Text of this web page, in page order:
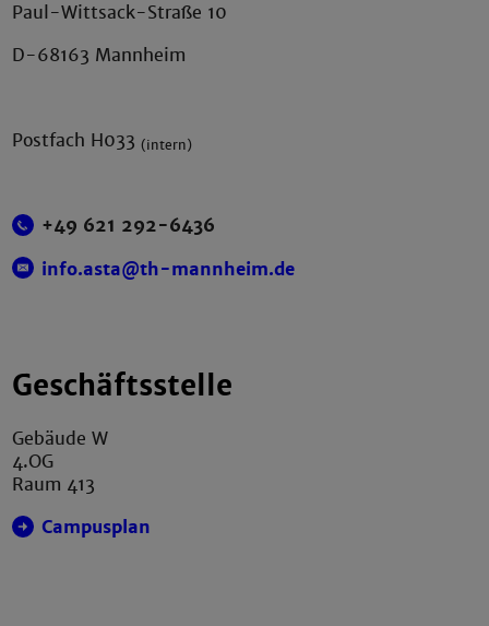
Paul-Wittsack-Straße 10
D-68163 Mannheim
Postfach H033(intern)
+49 621 292-6436
info.asta@th-mannheim.de
Geschäftsstelle
Gebäude W
4.OG
Raum 413
Campusplan